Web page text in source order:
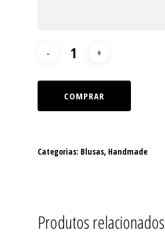
COMPRAR
Categorias: Blusas, Handmade
Produtos relacionados